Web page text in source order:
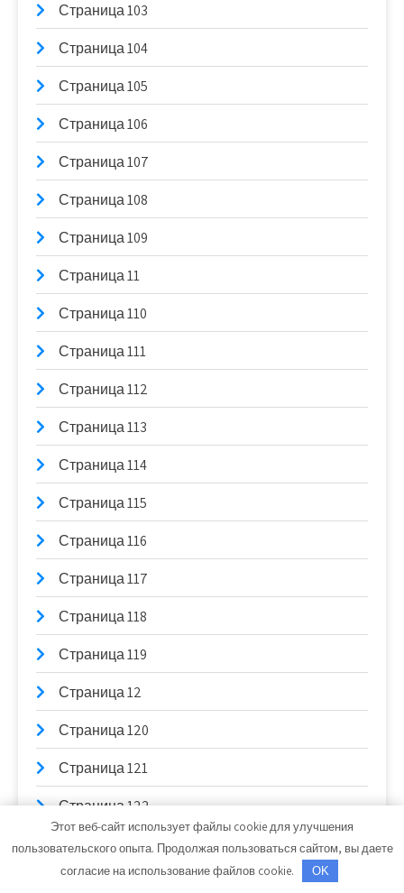
Страница 103
Страница 104
Страница 105
Страница 106
Страница 107
Страница 108
Страница 109
Страница 11
Страница 110
Страница 111
Страница 112
Страница 113
Страница 114
Страница 115
Страница 116
Страница 117
Страница 118
Страница 119
Страница 12
Страница 120
Страница 121
Страница 122
Страница 123
Этот веб-сайт использует файлы cookie для улучшения
пользовательского опыта. Продолжая пользоваться сайтом, вы даете
согласие на использование файлов cookie.
OK